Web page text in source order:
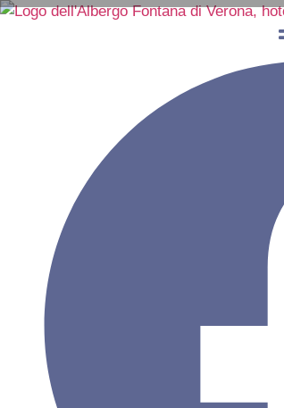
5 DEZEMBER 2025
Jahr 1117 durch ein Erdbeben
ein historisches Fehlen in eine
in einer großen, symbolischen
Im Laufe der Jahre hat sich
Erwartungen übertroffen: Allein